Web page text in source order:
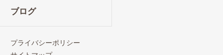
ブログ
プライバシーポリシー